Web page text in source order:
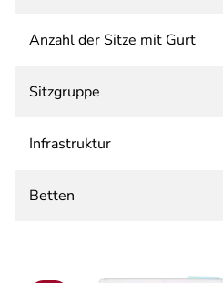
Anzahl der Sitze mit Gurt
Sitzgruppe
Infrastruktur
Betten